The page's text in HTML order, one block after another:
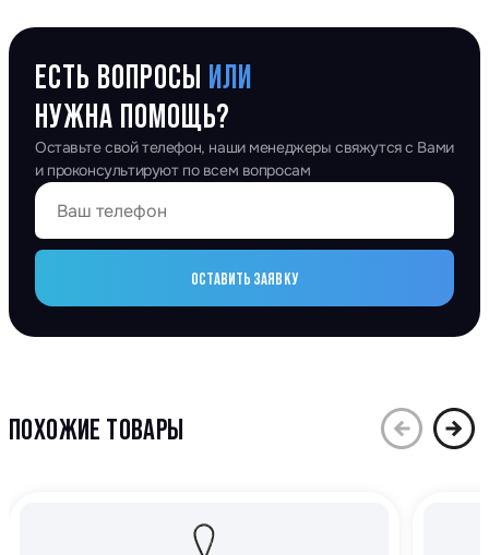
ЕСТЬ ВОПРОСЫ ИЛИ
НУЖНА ПОМОЩЬ?
Оставьте свой телефон, наши менеджеры свяжутся с Вами
и проконсультируют по всем вопросам
ОСТАВИТЬ ЗАЯВКУ
ПОХОЖИЕ ТОВАРЫ